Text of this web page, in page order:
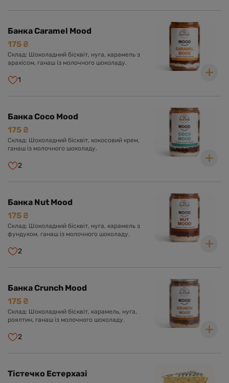
Банка Caramel Mood
175 ₴
Склад: Шоколадний бісквіт, нуга, карамель з
арахісом, ганаш із молочного шоколаду.
1
Банка Coco Mood
175 ₴
Склад: Шоколадний бісквіт, кокосовий крем,
ганаш із молочного шоколаду.
2
Банка Nut Mood
175 ₴
Склад: Шоколадний бісквіт, нуга, карамель з
фундуком, ганаш із молочного шоколаду.
2
Банка Crunch Mood
175 ₴
Склад: Шоколадний бісквіт, карамель, нуга,
роялтин, ганаш із молочного шоколаду.
2
Тістечко Естерхазі